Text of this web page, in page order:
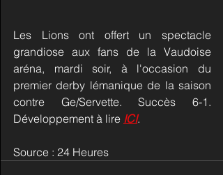
Les Lions ont offert un spectacle
grandiose aux fans de la Vaudoise
aréna, mardi soir, à l'occasion du
premier derby lémanique de la saison
contre Ge/Servette. Succès 6-1.
Développement à lire ICI.
Source : 24 Heures